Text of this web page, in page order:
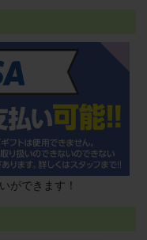
ができます！